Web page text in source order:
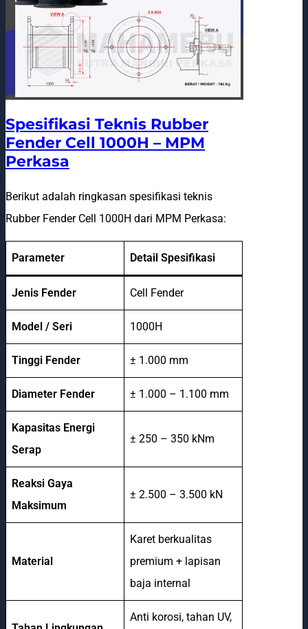
Spesifikasi Teknis Rubber
Fender Cell 1000H – MPM
Perkasa
Berikut adalah ringkasan spesifikasi teknis
Rubber Fender Cell 1000H dari MPM Perkasa:
Parameter Detail Spesifikasi
Jenis Fender Cell Fender
Model / Seri 1000H
Tinggi Fender ± 1.000 mm
Diameter Fender ± 1.000 – 1.100 mm
Kapasitas Energi
Serap
± 250 – 350 kNm
Reaksi Gaya
Maksimum
± 2.500 – 3.500 kN
Material
Karet berkualitas
premium + lapisan
baja internal
Anti korosi, tahan UV,